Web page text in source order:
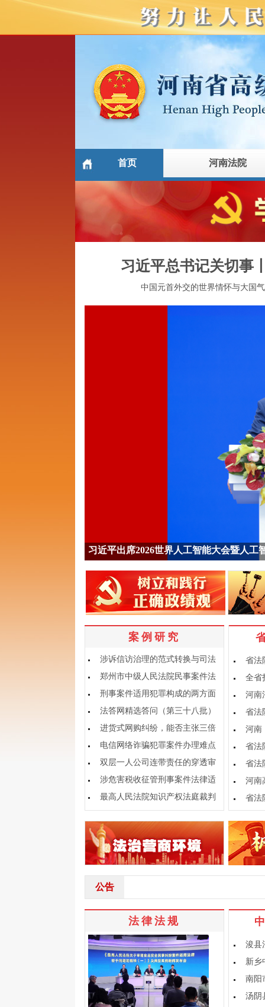
首页 河南法院
习近平总书记关切事
中国元首外交的世界情怀与大国
习近平出席2026世界人工智能大会暨人工
案例研究
涉诉信访治理的范式转换与司法
应对郑州市中级人民法院民事案件法
律适用指引
刑事案件适用犯罪构成的两方面
问题法答网精选答问（第三十八批）
——刑事审判专题
进货式网购纠纷，能否主张三倍
赔偿？电信网络诈骗犯罪案件办理难点
及完善路径
双层一人公司连带责任的穿透审
查
涉危害税收征管刑事案件法律适
用问题探讨
最高人民法院知识产权法庭裁判
要旨摘要（2025）
省法
全省
河南
省法
河南
省法
省法
河南
省法
公告
法律法规
浚县
新乡
南阳
汤阴